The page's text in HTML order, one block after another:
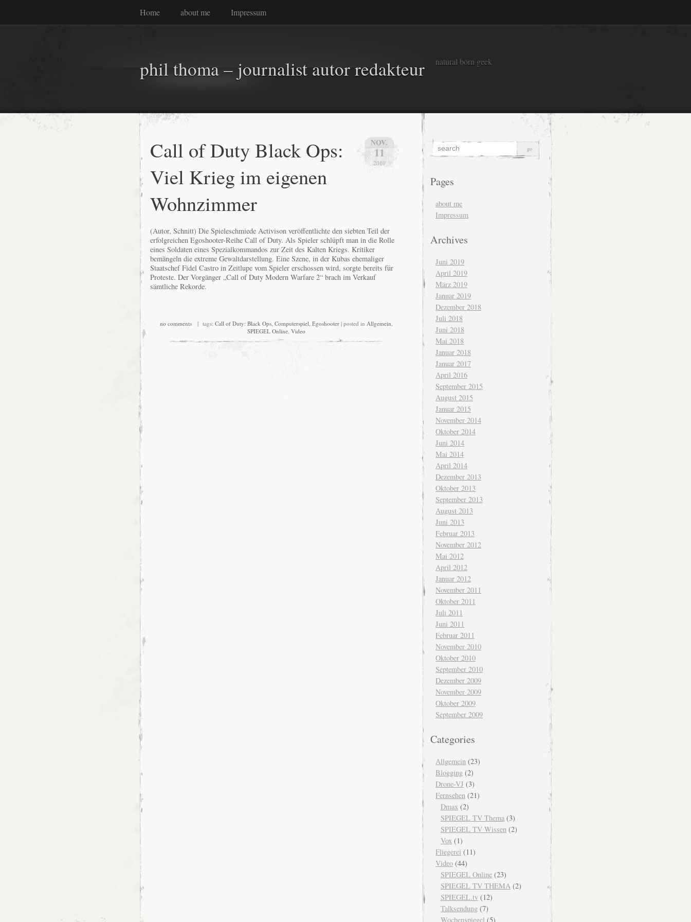
Home about me Impressum
phil thoma – journalist autor redakteur natural born geek
NOV.
11
2010
Call of Duty Black Ops:
Viel Krieg im eigenen
Wohnzimmer
(Autor, Schnitt) Die Spieleschmiede Activison veröffentlichte den siebten Teil der
erfolgreichen Egoshooter-Reihe Call of Duty. Als Spieler schlüpft man in die Rolle
eines Soldaten eines Spezialkommandos zur Zeit des Kalten Kriegs. Kritiker
bemängeln die extreme Gewaltdarstellung. Eine Szene, in der Kubas ehemaliger
Staatschef Fidel Castro in Zeitlupe vom Spieler erschossen wird, sorgte bereits für
Proteste. Der Vorgänger „Call of Duty Modern Warfare 2“ brach im Verkauf
sämtliche Rekorde.
no comments| tags: Call of Duty: Black Ops, Computerspiel Egoshooter| posted in Allgemein
SPIEGEL Online, Video
Pages
about me
Impressum
Archives
Juni 2019
April 2019
März 2019
Januar 2019
Dezember 2018
Juli 2018
Juni 2018
Mai 2018
Januar 2018
Januar 2017
April 2016
September 2015
August 2015
Januar 2015
November 2014
Oktober 2014
Juni 2014
Mai 2014
April 2014
Dezember 2013
Oktober 2013
September 2013
August 2013
Juni 2013
Februar 2013
November 2012
Mai 2012
April 2012
Januar 2012
November 2011
Oktober 2011
Juli 2011
Juni 2011
Februar 2011
November 2010
Oktober 2010
September 2010
Dezember 2009
November 2009
Oktober 2009
September 2009
Categories
Allgemein (23)
Blogging (2)
Drone-VJ (3)
Fernsehen (21)
Dmax (2)
SPIEGEL TV Thema (3)
SPIEGEL TV Wissen (2)
Vox (1)
Fliegerei (11)
Video (44)
SPIEGEL Online (23)
SPIEGEL TV THEMA (2)
SPIEGEL.tv (12)
Talksendung (7)
Wochenspiegel (5)